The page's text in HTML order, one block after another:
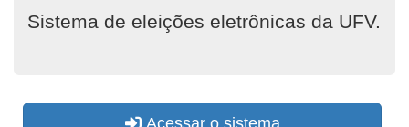
Sistema de eleições eletrônicas da UFV.
Acessar o sistema